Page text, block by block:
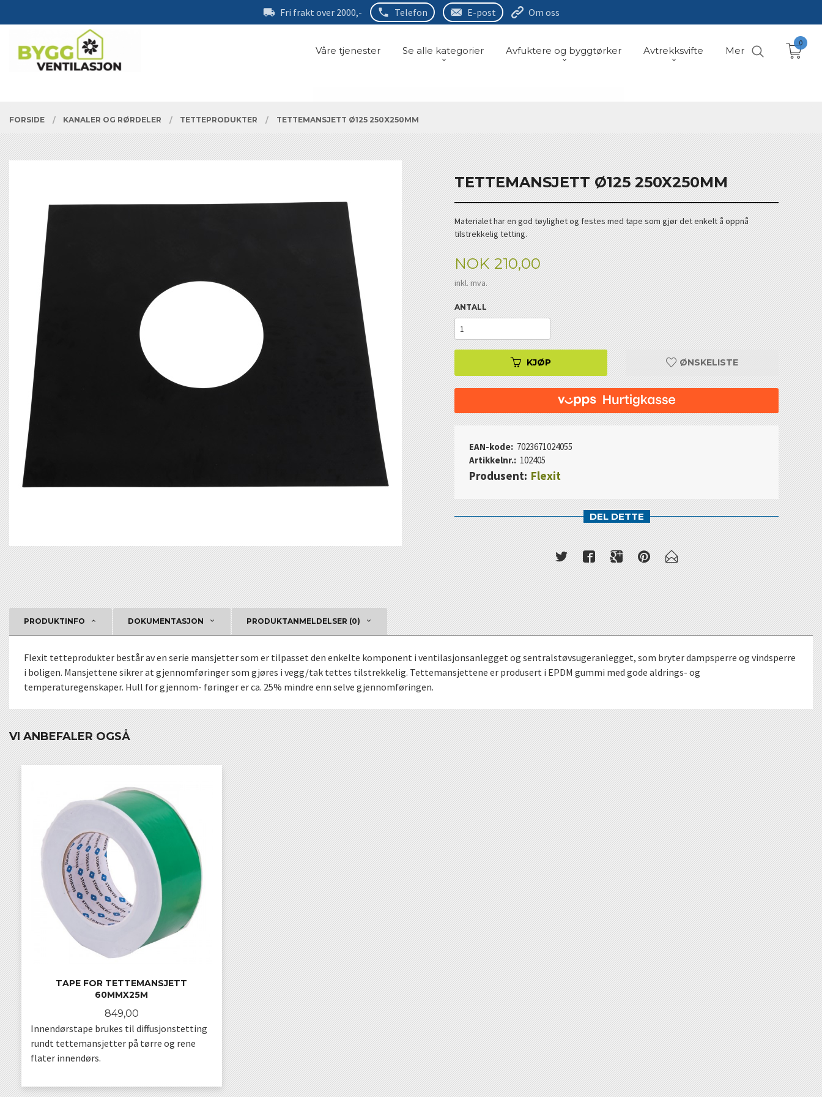
til
Fri frakt over 2000,- Telefon E-post Om oss
PRODUKTER
Våre tjenester Se alle kategorier Avfuktere og byggtørker Avtrekksvifte Mer
0
FORSIDE KANALER OG RØRDELER TETTEPRODUKTER TETTEMANSJETT Ø125 250X250MM
TETTEMANSJETT Ø125 250X250MM
Materialet har en god tøylighet og festes med tape som gjør det enkelt å oppnå
tilstrekkelig tetting.
Pris
NOK 210,00
inkl. mva.
ANTALL
KJØP ØNSKELISTE
EAN-kode: 7023671024055
Artikkelnr.: 102405
Produsent: Flexit
DEL DETTE
PRODUKTINFO DOKUMENTASJON PRODUKTANMELDELSER (0)
Flexit tetteprodukter består av en serie mansjetter som er tilpasset den enkelte komponent i ventilasjonsanlegget og sentralstøvsugeranlegget, som bryter dampsperre og vindsperre
i boligen. Mansjettene sikrer at gjennomføringer som gjøres i vegg/tak tettes tilstrekkelig. Tettemansjettene er produsert i EPDM gummi med gode aldrings- og
temperaturegenskaper. Hull for gjennom- føringer er ca. 25% mindre enn selve gjennomføringen.
VI ANBEFALER OGSÅ
TAPE FOR TETTEMANSJETT
60MMX25M
Pris
849,00
Innendørstape brukes til diffusjonstetting
rundt tettemansjetter på tørre og rene
flater innendørs.